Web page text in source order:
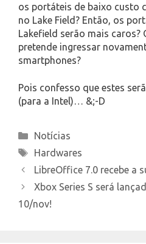
os portáteis de baixo custo
no Lake Field? Então, os
Lakefield serão mais caros?
pretende ingressar
smartphones?
Pois confesso que estes
(para a Intel)… &;-D
Categories
Notícias
Tags
Hardwares
LibreOffice 7.0 recebe a
Xbox Series S será
10/nov!